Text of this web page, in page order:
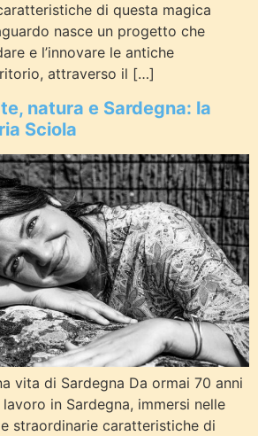
di questa magica
nasce un progetto che
e l’innovare le antiche
attraverso il […]
natura e Sardegna: la
Sciola
vita di Sardegna Da ormai 70 anni
in Sardegna, immersi nelle
straordinarie caratteristiche di